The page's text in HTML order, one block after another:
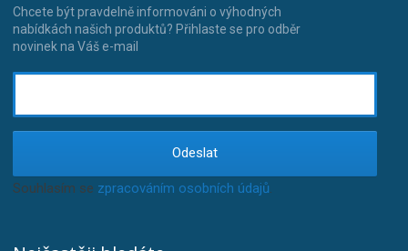
Chcete být pravdelně informováni o výhodných
nabídkách našich produktů? Přihlaste se pro odběr
novinek na Váš e-mail
Odeslat
Souhlasím se zpracováním osobních údajů.